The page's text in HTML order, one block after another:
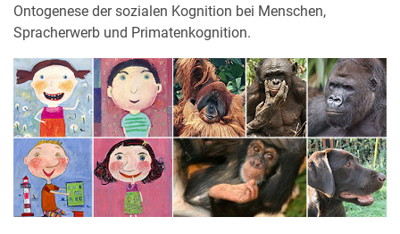
Ontogenese der sozialen Kognition bei Menschen,
Spracherwerb und Primatenkognition.